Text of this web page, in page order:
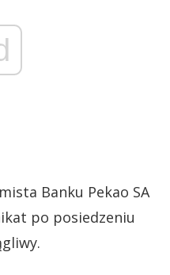
Banku Pekao SA
po posiedzeniu